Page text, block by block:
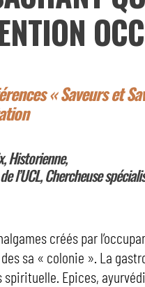
« Saveurs et
Historienne,
l’UCL, Chercheuse
créés par
sa « colonie ». La
Epices,